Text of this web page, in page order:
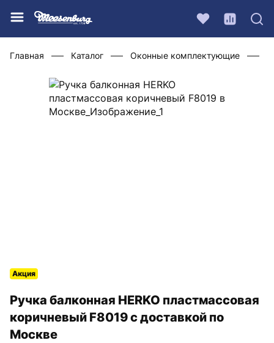
Главная Каталог Оконные комплектующие
Ручка балконная HERKO пластмассовая
коричневый F8019 с доставкой по
Москве
Акция